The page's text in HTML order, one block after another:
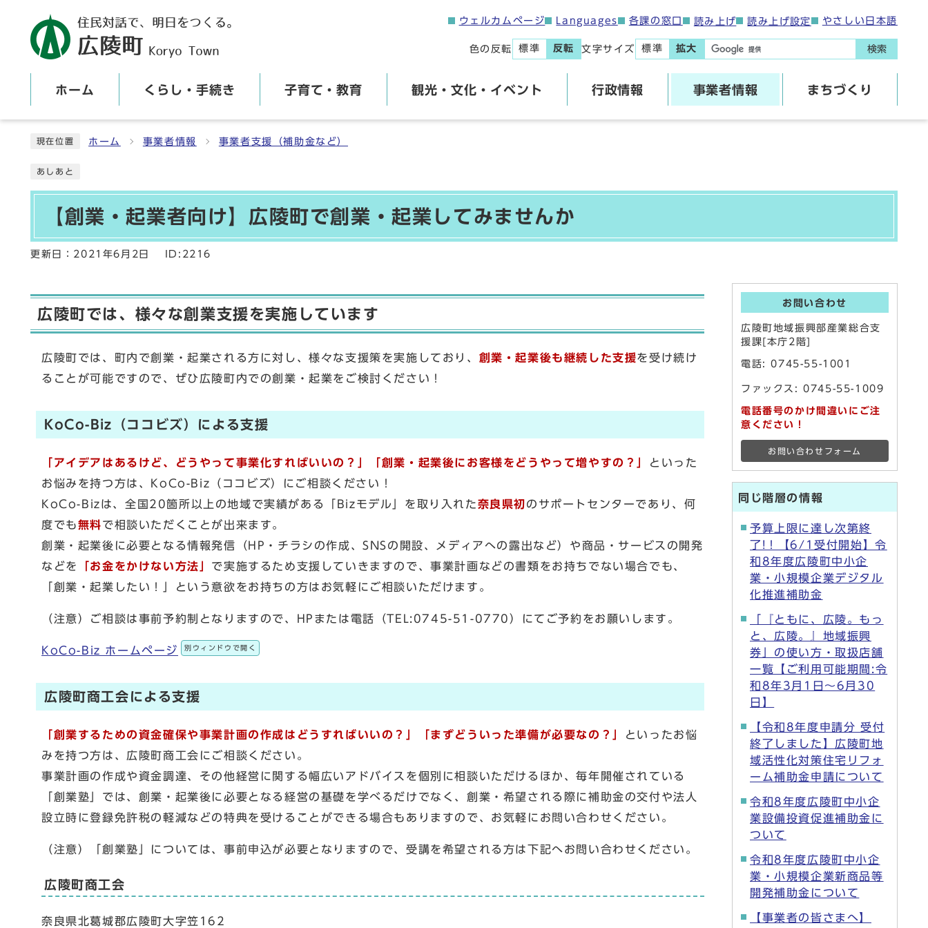
ウェルカムページ Languages 各課の窓口 読み上げ 読み上げ設定 やさしい日本語
色の反転 標準 反転 文字サイズ 標準 拡大 検索
ホーム くらし・手続き 子育て・教育 観光・文化・イベント 行政情報 事業者情報 まちづくり
現在位置 ホーム 事業者情報 事業者支援（補助金など）
あしあと
【創業・起業者向け】広陵町で創業・起業してみませんか
更新日： 2021年6月2日 ID:2216
広陵町では、様々な創業支援を実施しています
広陵町では、町内で創業・起業される方に対し、様々な支援策を実施しており、 創業・起業後も継続した支援を受け続け
ることが可能ですので、ぜひ広陵町内での創業・起業をご検討ください！
KoCo-Biz（ココビズ）による支援
「アイデアはあるけど、どうやって事業化すればいいの？」「創業・起業後にお客様をどうやって増やすの？」
といった
お悩みを持つ方は、KoCo-Biz（ココビズ）にご相談ください！
KoCo-Bizは、全国20箇所以上の地域で実績がある「Bizモデル」を取り入れた奈良県初のサポートセンターであり、何
度でも無料で相談いただくことが出来ます。
創業・起業後に必要となる情報発信（HP・チラシの作成、SNSの開設、メディアへの露出など）や商品・サービスの開発
などを
「お金をかけない方法」 で実施するため支援していきますので、事業計画などの書類をお持ちでない場合でも、
「創業・起業したい！」という意欲をお持ちの方はお気軽にご相談いただけます。
（注意）ご相談は事前予約制となりますので、HPまたは電話（TEL:0745-51-0770）にてご予約をお願いします。
KoCo-Biz ホームページ 別ウィンドウで開く
広陵町商工会による支援
「創業するための資金確保や事業計画の作成はどうすればいいの？」「まずどういった準備が必要なの？」
といったお悩
みを持つ方は、広陵町商工会にご相談ください。
事業計画の作成や資金調達、その他経営に関する幅広いアドバイスを個別に相談いただけるほか、毎年開催されている
「創業塾」では、創業・起業後に必要となる経営の基礎を学べるだけでなく、創業・希望される際に補助金の交付や法人
設立時に登録免許税の軽減などの特典を受けることができる場合もありますので、お気軽にお問い合わせください。
（注意）「創業塾」については、事前申込が必要となりますので、受講を希望される方は下記へお問い合わせください。
広陵町商工会
奈良県北葛城郡広陵町大字笠162
お問い合わせ
広陵町地域振興部産業総合支
援課[本庁2階]
電話:0745-55-1001
ファックス: 0745-55-1009
電話番号のかけ間違いにご注
意ください！
お問い合わせフォーム
同じ階層の情報
予算上限に達し次第終
了!！【6/1受付開始】令
和8年度広陵町中小企
業・小規模企業デジタル
化推進補助金
「『ともに、広陵。もっ
と、広陵。』地域振興
券」の使い方・取扱店舗
一覧【ご利用可能期間:令
和8年3月1日～6月30
日】
【令和8年度申請分 受付
終了しました】広陵町地
域活性化対策住宅リフォ
ーム補助金申請について
令和8年度広陵町中小企
業設備投資促進補助金に
ついて
令和8年度広陵町中小企
業・小規模企業新商品等
開発補助金について
【事業者の皆さまへ】